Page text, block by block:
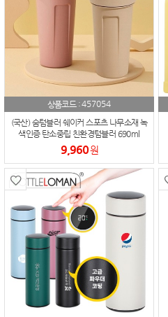
상품코드 :457054
(국산) 숨텀블러 쉐이커 스포츠 나무소재 녹
색인증 탄소중립 친환경텀블러 690ml
9,960원